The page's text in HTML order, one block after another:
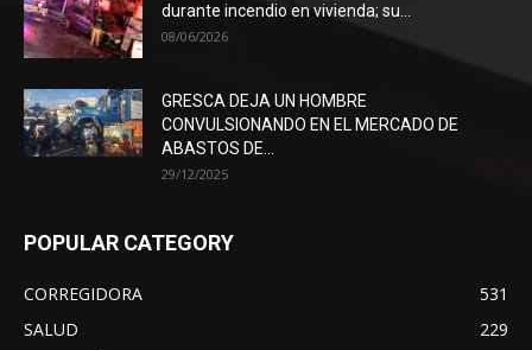
durante incendio en vivienda; su...
08/06/2026
GRESCA DEJA UN HOMBRE
CONVULSIONANDO EN EL MERCADO DE
ABASTOS DE...
29/12/2025
POPULAR CATEGORY
CORREGIDORA
531
SALUD
229